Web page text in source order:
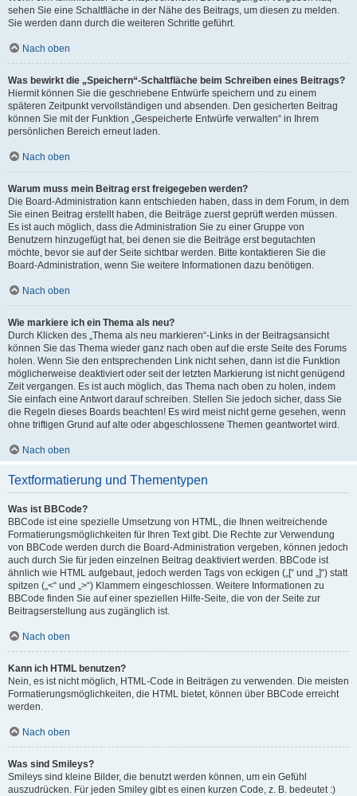
sehen Sie eine Schaltfläche in der Nähe des Beitrags, um diesen zu melden.
Sie werden dann durch die weiteren Schritte geführt.
Nach oben
Was bewirkt die „Speichern“-Schaltfläche beim Schreiben eines Beitrags?
Hiermit können Sie die geschriebene Entwürfe speichern und zu einem
späteren Zeitpunkt vervollständigen und absenden. Den gesicherten Beitrag
können Sie mit der Funktion „Gespeicherte Entwürfe verwalten“ in Ihrem
persönlichen Bereich erneut laden.
Nach oben
Warum muss mein Beitrag erst freigegeben werden?
Die Board-Administration kann entschieden haben, dass in dem Forum, in dem
Sie einen Beitrag erstellt haben, die Beiträge zuerst geprüft werden müssen.
Es ist auch möglich, dass die Administration Sie zu einer Gruppe von
Benutzern hinzugefügt hat, bei denen sie die Beiträge erst begutachten
möchte, bevor sie auf der Seite sichtbar werden. Bitte kontaktieren Sie die
Board-Administration, wenn Sie weitere Informationen dazu benötigen.
Nach oben
Wie markiere ich ein Thema als neu?
Durch Klicken des „Thema als neu markieren“-Links in der Beitragsansicht
können Sie das Thema wieder ganz nach oben auf die erste Seite des Forums
holen. Wenn Sie den entsprechenden Link nicht sehen, dann ist die Funktion
möglicherweise deaktiviert oder seit der letzten Markierung ist nicht genügend
Zeit vergangen. Es ist auch möglich, das Thema nach oben zu holen, indem
Sie einfach eine Antwort darauf schreiben. Stellen Sie jedoch sicher, dass Sie
die Regeln dieses Boards beachten! Es wird meist nicht gerne gesehen, wenn
ohne triftigen Grund auf alte oder abgeschlossene Themen geantwortet wird.
Nach oben
Textformatierung und Thementypen
Was ist BBCode?
BBCode ist eine spezielle Umsetzung von HTML, die Ihnen weitreichende
Formatierungsmöglichkeiten für Ihren Text gibt. Die Rechte zur Verwendung
von BBCode werden durch die Board-Administration vergeben, können jedoch
auch durch Sie für jeden einzelnen Beitrag deaktiviert werden. BBCode ist
ähnlich wie HTML aufgebaut, jedoch werden Tags von eckigen („[“ und „]“) statt
spitzen („<“ und „>“) Klammern eingeschlossen. Weitere Informationen zu
BBCode finden Sie auf einer speziellen Hilfe-Seite, die von der Seite zur
Beitragserstellung aus zugänglich ist.
Nach oben
Kann ich HTML benutzen?
Nein, es ist nicht möglich, HTML-Code in Beiträgen zu verwenden. Die meisten
Formatierungsmöglichkeiten, die HTML bietet, können über BBCode erreicht
werden.
Nach oben
Was sind Smileys?
Smileys sind kleine Bilder, die benutzt werden können, um ein Gefühl
auszudrücken. Für jeden Smiley gibt es einen kurzen Code, z. B. bedeutet :)